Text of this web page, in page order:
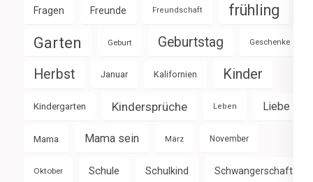
Fragen Freunde Freundschaft frühling
Garten Geburt Geburtstag Geschenke
Herbst Januar Kalifornien Kinder
Kindergarten Kindersprüche Leben Liebe
Mama Mama sein März November
Oktober Schule Schulkind Schwangerschaft